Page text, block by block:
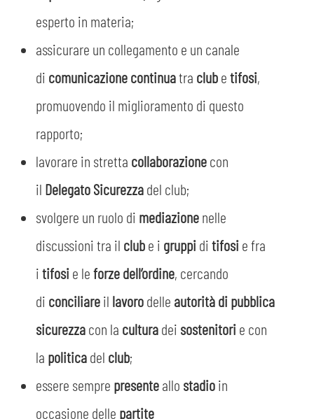
STORE
MUSEO
LAVORA CON NOI
INFORMATIVA FINANZIARIA
CSR
LEGENDS
PARTNER
esperto in materia;
assicurare un collegamento e un canale
di comunicazione continuatra clubetifosi,
promuovendo il miglioramento di questo
rapporto;
lavorare in stretta collaborazionecon
il Delegato Sicurezzadel club;
svolgere un ruolo di mediazionenelle
discussioni tra il clube i gruppiditifosie fra
itifosie leforze dell’ordine, cercando
di conciliareil lavorodelle autorità di pubblica
sicurezzacon la culturadei sostenitorie con
la politicadel club;
essere sempre presenteallo stadioin
occasione delle partite